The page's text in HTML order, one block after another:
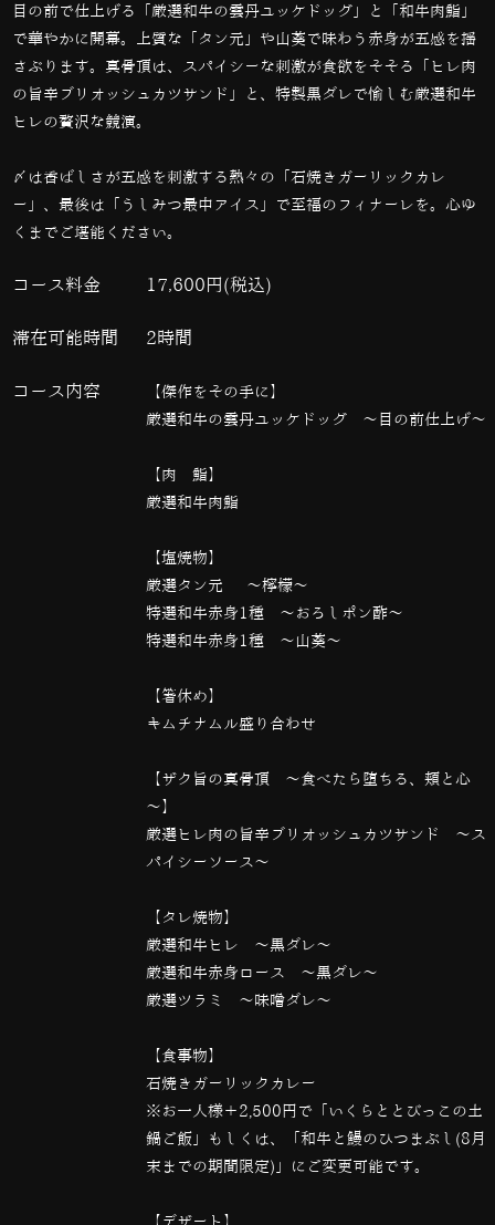
目の前で仕上げる「厳選和牛の雲丹ユッケドッグ」と「和牛肉鮨」
で華やかに開幕。上質な「タン元」や山葵で味わう赤身が五感を揺
さぶります。真骨頂は、スパイシーな刺激が食欲をそそる「ヒレ肉
の旨辛ブリオッシュカツサンド」と、特製黒ダレで愉しむ厳選和牛
ヒレの贅沢な競演。
〆は香ばしさが五感を刺激する熱々の「石焼きガーリックカレ
ー」、最後は「うしみつ最中アイス」で至福のフィナーレを。心ゆ
くまでご堪能ください。
コース料金 17,600円(税込)
滞在可能時間 2時間
コース内容
【傑作をその手に】
厳選和牛の雲丹ユッケドッグ ～目の前仕上げ～
【肉 鮨】
厳選和牛肉鮨
【塩焼物】
厳選タン元 ～檸檬～
特選和牛赤身1種 ～おろしポン酢～
特選和牛赤身1種 ～山葵～
【箸休め】
キムチナムル盛り合わせ
【ザク旨の真骨頂 ～食べたら堕ちる、頬と心
～】
厳選ヒレ肉の旨辛ブリオッシュカツサンド ～ス
パイシーソース～
【タレ焼物】
厳選和牛ヒレ ～黒ダレ～
厳選和牛赤身ロース ～黒ダレ～
厳選ツラミ 〜味噌ダレ〜
【食事物】
石焼きガーリックカレー
※お一人様＋2,500円で「いくらととびっこの土
鍋ご飯」もしくは、「和牛と鰻のひつまぶし(8月
末までの期間限定)」にご変更可能です。